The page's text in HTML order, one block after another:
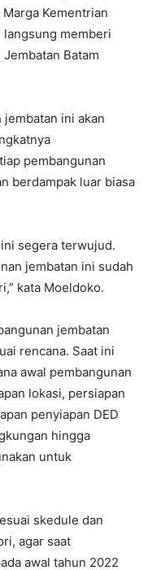
Kementrian
langsung memberi
Batam
ini akan
pembangunan
berdampak luar biasa
segera terwujud.
jembatan ini sudah
kata Moeldoko.
jembatan
rencana. Saat ini
awal pembangunan
lokasi, persiapan
penyiapan DED
hingga
untuk
skedule dan
agar saat
awal tahun 2022